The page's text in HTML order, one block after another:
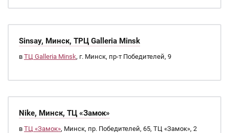
Sinsay, Минск, ТРЦ Galleria Minsk
в ТЦ Galleria Minsk, г. Минск, пр-т Победителей, 9
Nike, Минск, ТЦ «Замок»
в ТЦ «Замок», Минск, пр. Победителей, 65, ТЦ «Замок», 2